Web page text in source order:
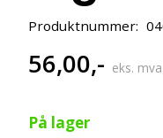
Produktnummer:
56,00,- eks. mva.
På lager